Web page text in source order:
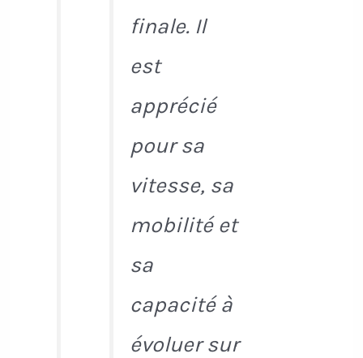
finale. Il
est
apprécié
pour sa
vitesse, sa
mobilité et
sa
capacité à
évoluer sur